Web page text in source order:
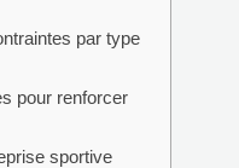
par type
pour renforcer
sportive